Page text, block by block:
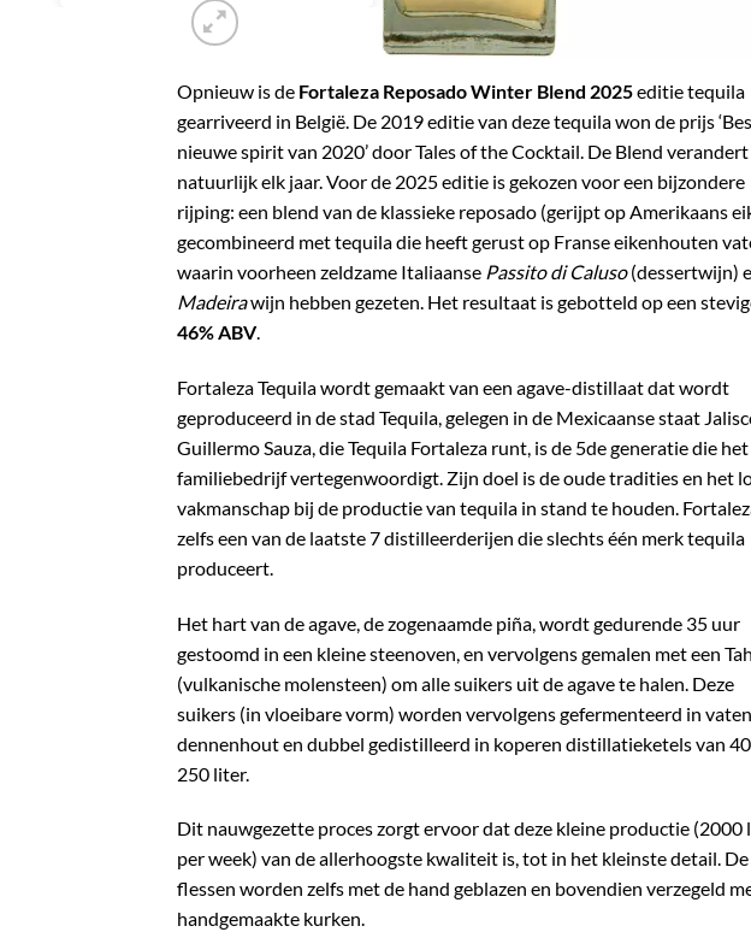
Opnieuw is de Fortaleza Reposado Winter Blend 2025editie tequila
gearriveerd in België. De 2019 editie van deze tequila won de prijs
nieuwe spirit van 2020’ door Tales of the Cocktail. De Blend verandert
natuurlijk elk jaar.Voor de 2025 editie is gekozen voor een bijzondere
rijping: een blend van de klassieke reposado (gerijpt op Amerikaans
gecombineerd met tequila die heeft gerust op Franse eikenhouten
waarin voorheen zeldzame Italiaanse Passito di Caluso(dessertwijn)
Madeirawijn hebben gezeten. Het resultaat is gebotteld op een
46% ABV.
Fortaleza Tequila wordt gemaakt van een agave-distillaat dat wordt
geproduceerd in de stad Tequila, gelegen in de Mexicaanse staat
Guillermo Sauza, die Tequila Fortaleza runt, is de 5de generatie die het
familiebedrijf vertegenwoordigt. Zijn doel is de oude tradities en het
vakmanschap bij de productie van tequila in stand te houden.
zelfs een van de laatste 7 distilleerderijen die slechts één merk tequila
produceert.
Het hart van de agave, de zogenaamde piña, wordt gedurende 35 uur
gestoomd in een kleine steenoven, en vervolgens gemalen met een
(vulkanische molensteen) om alle suikers uit de agave te halen. Deze
suikers (in vloeibare vorm) worden vervolgens gefermenteerd in
dennenhout en dubbel gedistilleerd in koperen distillatieketels van
250 liter.
Dit nauwgezette proces zorgt ervoor dat deze kleine productie (2000
per week) van de allerhoogste kwaliteit is, tot in het kleinste detail. De
flessen worden zelfs met de hand geblazen en bovendien verzegeld
handgemaakte kurken.